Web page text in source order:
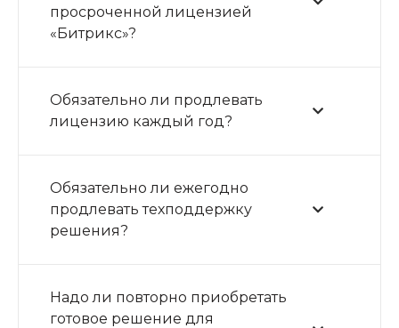
просроченной лицензией
«Битрикс»?
Обязательно ли продлевать
лицензию каждый год?
Обязательно ли ежегодно
продлевать техподдержку
решения?
Надо ли повторно приобретать
готовое решение для